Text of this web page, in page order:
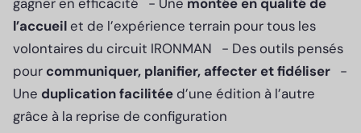
l’accueilet de l’expérience terrain pour tous les
volontaires du circuit IRONMAN - Des outils pensés
pour communiquer, planifier, affecter et fidéliser -
Une duplication facilitéed’une édition à l’autre
grâce à la reprise de configuration